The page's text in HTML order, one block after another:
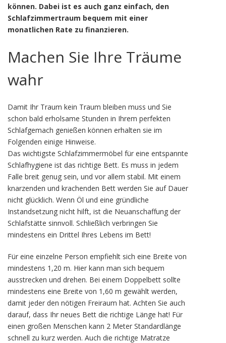
können. Dabei ist es auch ganz einfach, den
Schlafzimmertraum bequem mit einer
monatlichen Rate zu finanzieren.
Machen Sie Ihre Träume
wahr
Damit Ihr Traum kein Traum bleiben muss und Sie
schon bald erholsame Stunden in Ihrem perfekten
Schlafgemach genießen können erhalten sie im
Folgenden einige Hinweise.
Das wichtigste Schlafzimmermöbel für eine entspannte
Schlafhygiene ist das richtige Bett. Es muss in jedem
Falle breit genug sein, und vor allem stabil. Mit einem
knarzenden und krachenden Bett werden Sie auf Dauer
nicht glücklich. Wenn Öl und eine gründliche
Instandsetzung nicht hilft, ist die Neuanschaffung der
Schlafstätte sinnvoll. Schließlich verbringen Sie
mindestens ein Drittel Ihres Lebens im Bett!
Für eine einzelne Person empfiehlt sich eine Breite von
mindestens 1,20 m. Hier kann man sich bequem
ausstrecken und drehen. Bei einem Doppelbett sollte
mindestens eine Breite von 1,60 m gewählt werden,
damit jeder den nötigen Freiraum hat. Achten Sie auch
darauf, dass Ihr neues Bett die richtige Länge hat! Für
einen großen Menschen kann 2 Meter Standardlänge
schnell zu kurz werden. Auch die richtige Matratze